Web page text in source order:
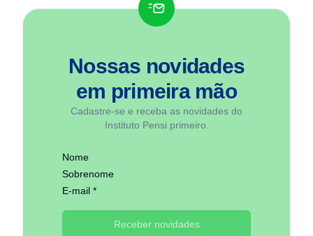
Nossas novidades
em primeira mão
Cadastre-se e receba as novidades do
Instituto Pensi primeiro.
Nome
Sobrenome
E-mail *
Receber novidades